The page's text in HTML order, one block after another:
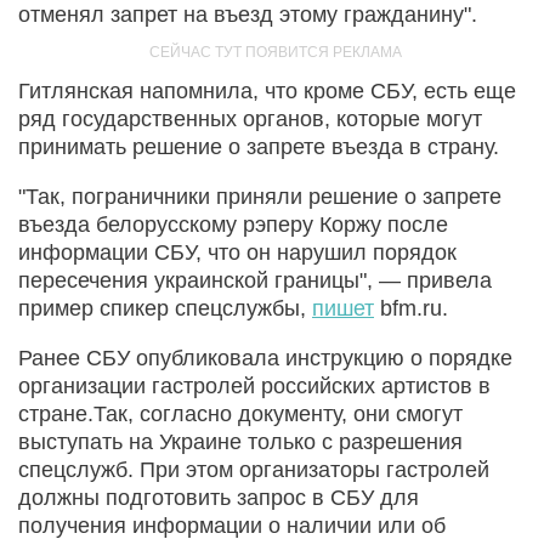
отменял запрет на въезд этому гражданину".
Гитлянская напомнила, что кроме СБУ, есть еще
ряд государственных органов, которые могут
принимать решение о запрете въезда в страну.
"Так, пограничники приняли решение о запрете
въезда белорусскому рэперу Коржу после
информации СБУ, что он нарушил порядок
пересечения украинской границы", — привела
пример спикер спецслужбы, пишет bfm.ru.
Ранее СБУ опубликовала инструкцию о порядке
организации гастролей российских артистов в
стране.Так, согласно документу, они смогут
выступать на Украине только с разрешения
спецслужб. При этом организаторы гастролей
должны подготовить запрос в СБУ для
получения информации о наличии или об